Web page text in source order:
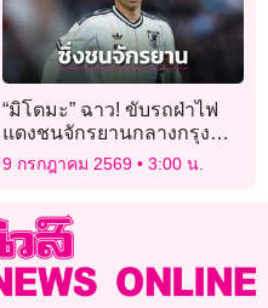
“มิโตมะ” ฉาว! ขับรถฝ่าไฟ
แดงชนจักรยานกลางกรุง
โตเกียว
9 กรกฎาคม 2569 3:00 น.